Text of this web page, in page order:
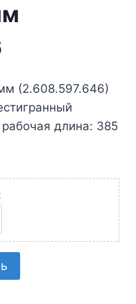
(2.608.597.646)
длина: 385